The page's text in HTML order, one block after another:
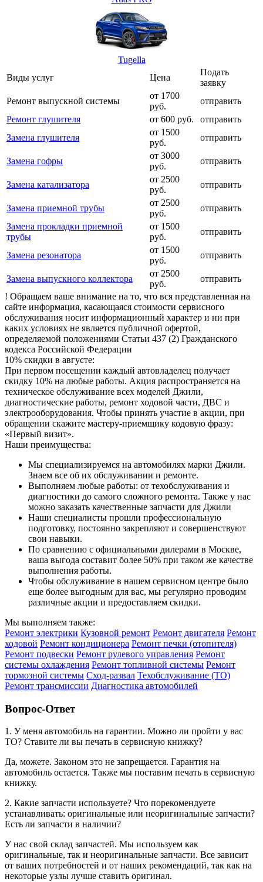
Tugella
Виды услуг
Цена
Подать
заявку
Ремонт выпускной системы
от 1700
руб.
отправить
Ремонт глушителя
от 600 руб.
отправить
Замена глушителя
от 1500
руб.
отправить
Замена гофры
от 3000
руб.
отправить
Замена катализатора
от 2500
руб.
отправить
Замена приемной трубы
от 2500
руб.
отправить
Замена прокладки приемной
трубы
от 1500
руб.
отправить
Замена резонатора
от 1500
руб.
отправить
Замена выпускного коллектора
от 2500
руб.
отправить
! Обращаем ваше внимание на то, что вся представленная на
сайте информация, касающаяся стоимости сервисного
обслуживания носит информационный характер и ни при
каких условиях не является публичной офертой,
определяемой положениями Статьи 437 (2) Гражданского
кодекса Российской Федерации
10% скидки в августе:
При первом посещении каждый автовладелец получает
скидку 10% на любые работы. Акция распространяется на
техническое обслуживание всех моделей Джили,
диагностические работы, ремонт ходовой части, ДВС и
электрооборудования. Чтобы принять участие в акции, при
обращении скажите мастеру-приемщику кодовую фразу:
«Первый визит».
Наши преимущества:
Мы специализируемся на автомобилях марки Джили.
Знаем все об их обслуживании и ремонте.
Выполняем любые работы: от техобслуживания и
диагностики до самого сложного ремонта. Также у нас
можно заказать качественные запчасти для Джили
Наши специалисты прошли профессиональную
подготовку, постоянно закрепляют и совершенствуют
свои навыки.
По сравнению с официальными дилерами в Москве,
ваша выгода составит более 50% при таком же качестве
выполнения работы.
Чтобы обслуживание в нашем сервисном центре было
еще более выгодным для вас, мы регулярно проводим
различные акции и предоставляем скидки.
Мы выполняем также:
Ремонт электрики Кузовной ремонт Ремонт двигателя Ремонт
ходовой Ремонт кондиционера Ремонт печки (отопителя)
Ремонт подвески Ремонт рулевого управления Ремонт
системы охлаждения Ремонт топливной системы Ремонт
тормозной системы Сход-развал Техобслуживание (ТО)
Ремонт трансмиссии Диагностика автомобилей
Вопрос-Ответ
1. У меня автомобиль на гарантии. Можно ли пройти у вас
ТО? Ставите ли вы печать в сервисную книжку?
Да, можете. Законом это не запрещается. Гарантия на
автомобиль остается. Также мы поставим печать в сервисную
книжку.
2. Какие запчасти используете? Что порекомендуете
устанавливать: оригинальные или неоригинальные запчасти?
Есть ли запчасти в наличии?
У нас свой склад запчастей. Мы используем как
оригинальные, так и неоригинальные запчасти. Все зависит
от ваших потребностей и от наших рекомендаций, так как на
некоторые узлы лучше ставить оригинал.